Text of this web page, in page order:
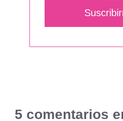
5 comentarios